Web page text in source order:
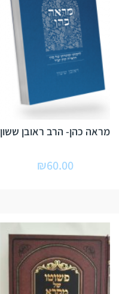
מראה כהן- הרב ראובן ששון
₪60.00